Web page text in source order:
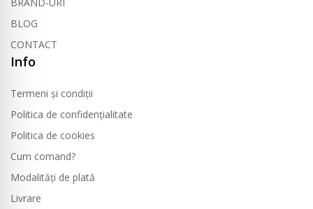
BLOG
CONTACT
Info
Termeni și condiții
Politica de confidențialitate
Politica de cookies
Cum comand?
Modalități de plată
Livrare